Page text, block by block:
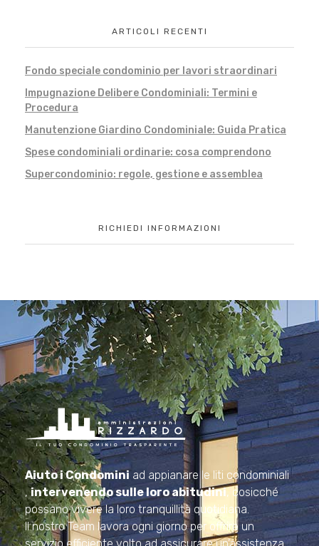
ARTICOLI RECENTI
Fondo speciale condominio per lavori straordinari
Impugnazione Delibere Condominiali: Termini e
Procedura
Manutenzione Giardino Condominiale: Guida Pratica
Spese condominiali ordinarie: cosa comprendono
Supercondominio: regole, gestione e assemblea
RICHIEDI INFORMAZIONI
Amministrazioni Rizzardo
Il tuo condominio trasparente
Aiuto i Condominiad appianare le liti condominiali
,intervenendo sulle loro abitudini, cosicché
possano vivere la loro tranquillità quotidiana.
Il nostro Team lavora ogni giorno per offrire un
servizio efficiente volto ad assicurare un’assistenza